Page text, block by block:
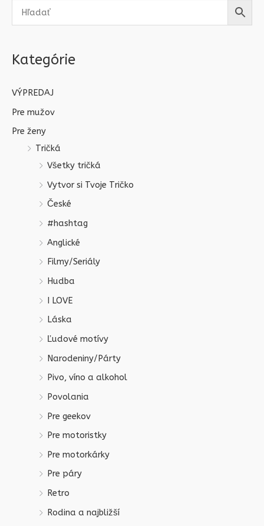
Kategórie
VÝPREDAJ
Pre mužov
Pre ženy
Tričká
Všetky tričká
Vytvor si Tvoje Tričko
České
#hashtag
Anglické
Filmy/Seriály
Hudba
I LOVE
Láska
Ľudové motívy
Narodeniny/Párty
Pivo, víno a alkohol
Povolania
Pre geekov
Pre motoristky
Pre motorkárky
Pre páry
Retro
Rodina a najbližší